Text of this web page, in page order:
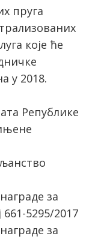
пруга
које ће
у 2018.
Републике
за
661-5295/2017
за